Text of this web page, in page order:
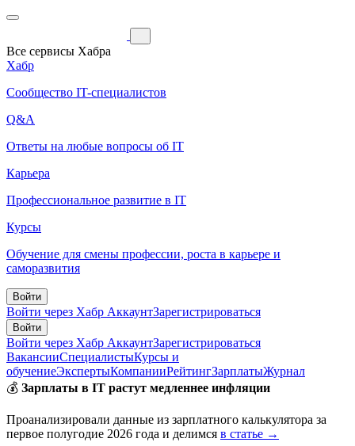
Все сервисы Хабра
Хабр
Сообщество IT-специалистов
Q&A
Ответы на любые вопросы об IT
Карьера
Профессиональное развитие в IT
Курсы
Обучение для смены профессии, роста в карьере и
саморазвития
Войти
Войти через Хабр АккаунтЗарегистрироваться
Войти
Войти через Хабр АккаунтЗарегистрироваться
ВакансииСпециалистыКурсы и
обучениеЭкспертыКомпанииРейтингЗарплатыЖурнал
💰 Зарплаты в IT растут медленнее инфляции
Проанализировали данные из зарплатного калькулятора за
первое полугодие 2026 года и делимся в статье →